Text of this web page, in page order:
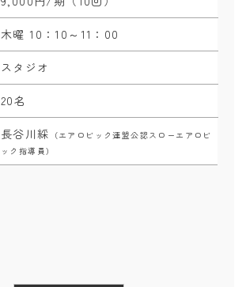
木曜 10：10～11：00
スタジオ
20名
長谷川綵 （エアロビック連盟公認スローエアロビ
ック指導員）